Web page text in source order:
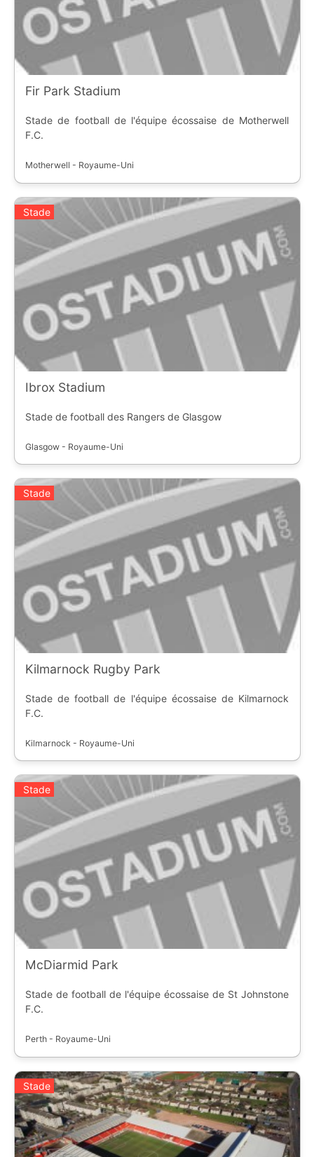
Fir Park Stadium
Stade de football de l'équipe écossaise de Motherwell
F.C.
Motherwell - Royaume-Uni
Stade
Ibrox Stadium
Stade de football des Rangers de Glasgow
Glasgow - Royaume-Uni
Stade
Kilmarnock Rugby Park
Stade de football de l'équipe écossaise de Kilmarnock
F.C.
Kilmarnock - Royaume-Uni
Stade
McDiarmid Park
Stade de football de l'équipe écossaise de St Johnstone
F.C.
Perth - Royaume-Uni
Stade